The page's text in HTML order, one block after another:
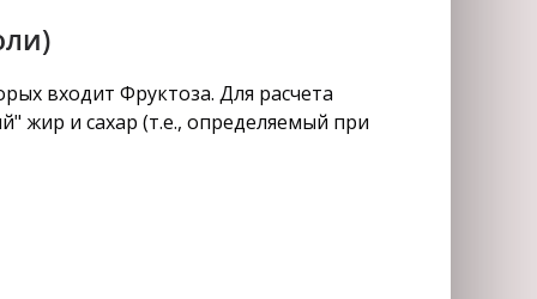
входит Фруктоза. Для расчета
жир и сахар (т.е., определяемый при